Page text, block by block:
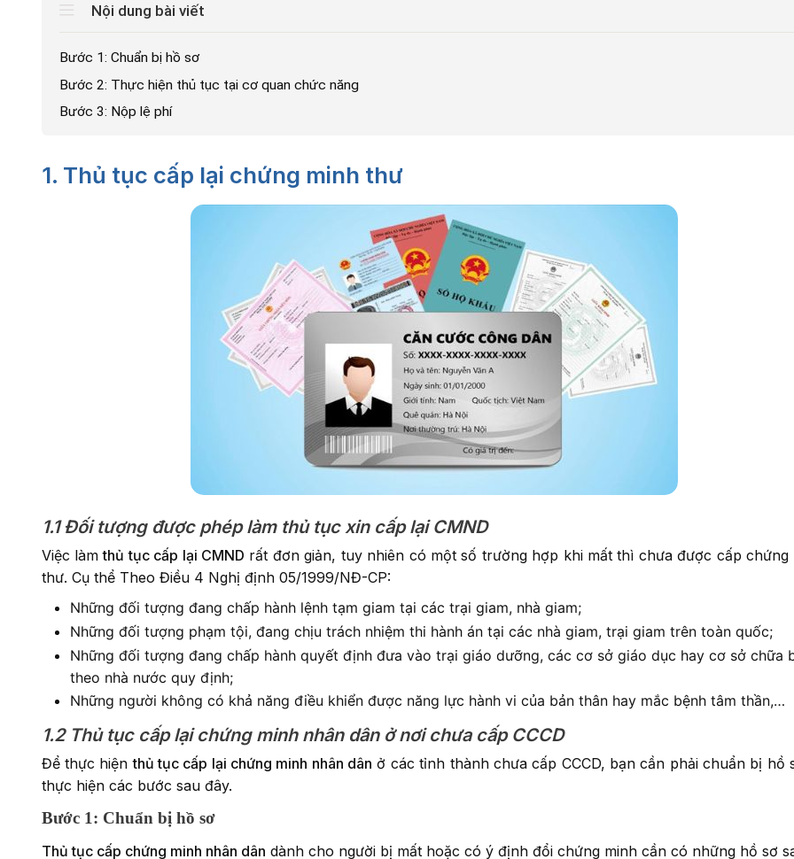
Nội dung bài viết
Bước 1: Chuẩn bị hồ sơ
Bước 2: Thực hiện thủ tục tại cơ quan chức năng
Bước 3: Nộp lệ phí
1. Thủ tục cấp lại chứng minh thư
1.1 Đối tượng được phép làm thủ tục xin cấp lại CMND
Việc làmthủ tục cấp lại CMND rất đơn giản, tuy nhiên có một số trường hợp khi mất thì chưa được cấp chứng
thư. Cụ thể Theo Điều 4 Nghị định 05/1999/NĐ-CP:
Những đối tượng đang chấp hành lệnh tạm giam tại các trại giam, nhà giam;
Những đối tượng phạm tội, đang chịu trách nhiệm thi hành án tại các nhà giam, trại giam trên toàn quốc;
Những đối tượng đang chấp hành quyết định đưa vào trại giáo dưỡng, các cơ sở giáo dục hay cơ sở chữa
theo nhà nước quy định;
Những người không có khả năng điều khiển được năng lực hành vi của bản thân hay mắc bệnh tâm thần,…
1.2 Thủ tục cấp lại chứng minh nhân dân ở nơi chưa cấp CCCD
Để thực hiệnthủ tục cấp lại chứng minh nhân dân ở các tỉnh thành chưa cấp CCCD, bạn cần phải chuẩn bị hồ
thực hiện các bước sau đây.
Bước 1: Chuẩn bị hồ sơ
Thủ tục cấp chứng minh nhân dân dành cho người bị mất hoặc có ý định đổi chứng minh cần có những hồ sơ